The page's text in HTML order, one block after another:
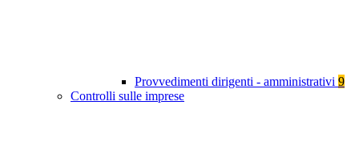
Provvedimenti dirigenti - amministrativi 9
Controlli sulle imprese